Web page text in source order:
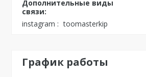
instagram toomasterkip
График работы